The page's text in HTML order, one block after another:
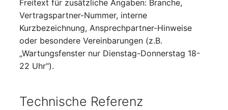
Unterbrechungsfreie
Stromversorgung
Verstärker
Verteilerkasten
Freitext für zusätzliche Angaben: Branche,
Vertragspartner-Nummer, interne
Kurzbezeichnung, Ansprechpartner-Hinweise
oder besondere Vereinbarungen (z.B.
„Wartungsfenster nur Dienstag-Donnerstag 18-
22 Uhr").
Technische Referenz